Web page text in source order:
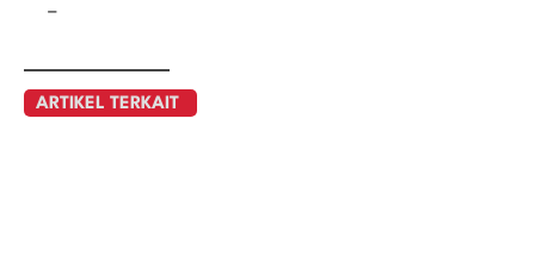
–
ARTIKEL TERKAIT